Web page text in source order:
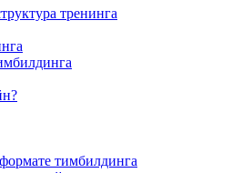
тренинга
тимбилдинга